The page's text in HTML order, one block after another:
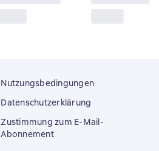
Nutzungsbedingungen
Datenschutzerklärung
Zustimmung zum E-Mail-
Abonnement